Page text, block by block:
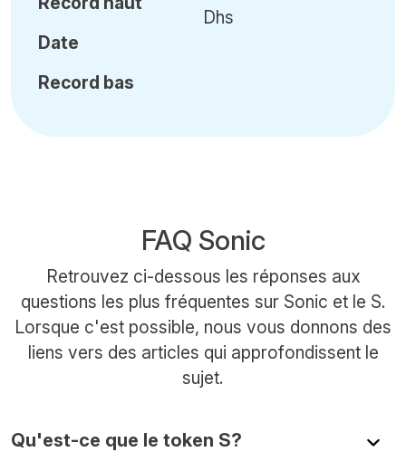
Date
Record bas
Dhs
FAQ Sonic
Retrouvez ci-dessous les réponses aux
questions les plus fréquentes sur Sonic et le S.
Lorsque c'est possible, nous vous donnons des
liens vers des articles qui approfondissent le
sujet.
Qu'est-ce que le token S?